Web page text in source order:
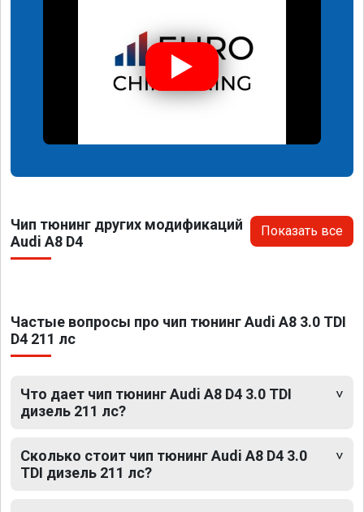
Чип тюнинг других модификаций
Audi A8 D4
Показать все
Частые вопросы про чип тюнинг Audi A8 3.0 TDI
D4 211 лс
Что дает чип тюнинг Audi A8 D4 3.0 TDI
дизель 211 лс?
Сколько стоит чип тюнинг Audi A8 D4 3.0
TDI дизель 211 лс?